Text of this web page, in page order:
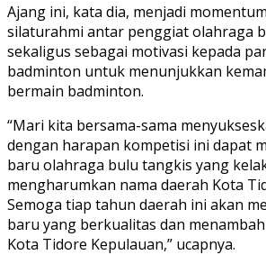
Ajang ini, kata dia, menjadi
silaturahmi antar penggiat olahraga
sekaligus sebagai motivasi kepada
badminton untuk menunjukkan
bermain badminton.
“Mari kita bersama-sama
dengan harapan kompetisi ini dapat
baru olahraga bulu tangkis yang
mengharumkan nama daerah Kota
Semoga tiap tahun daerah ini akan
baru yang berkualitas dan
Kota Tidore Kepulauan,” ucapnya.